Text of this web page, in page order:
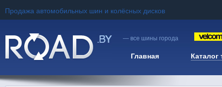
Продажа автомобильных шин и колёсных дисков
— все шины города
Главная Каталог